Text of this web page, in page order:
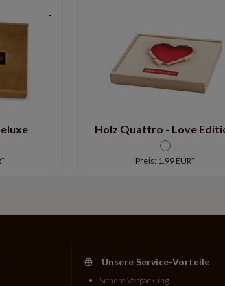
Holz Quattro - Love
Preis: 1.99 EUR*
Unsere Service-Vorteile
Sichere Verpackung